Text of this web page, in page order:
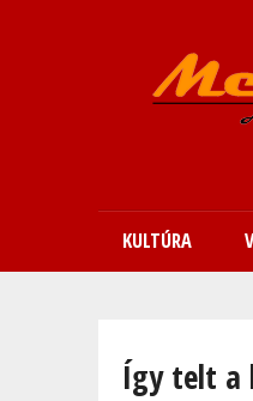
KULTÚRA
Így telt a